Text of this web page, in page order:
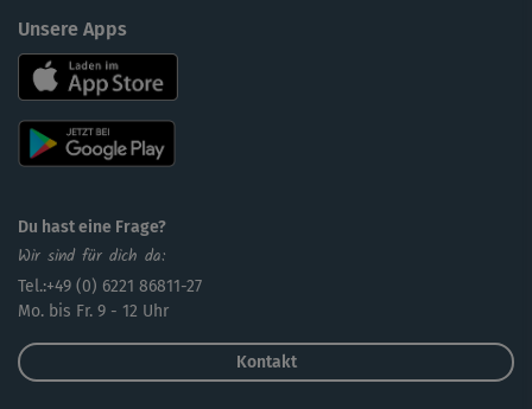
Unsere Apps
Du hast eine Frage?
Wir sind für dich da:
Tel.:+49 (0) 6221 86811-27
Mo. bis Fr. 9 - 12 Uhr
Kontakt